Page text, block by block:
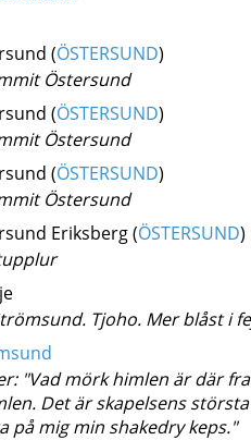
(ÖSTERSUND)
Östersund
(ÖSTERSUND)
Östersund
(ÖSTERSUND)
Östersund
Eriksberg (ÖSTERSUND)
Tjoho. Mer blåst i
"Vad mörk himlen är där
Det är skapelsens
på mig min shakedry keps."